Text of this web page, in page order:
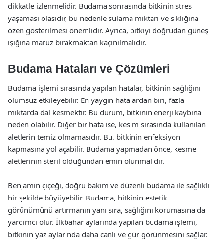
dikkatle izlenmelidir. Budama sonrasında bitkinin stres
yaşaması olasıdır, bu nedenle sulama miktarı ve sıklığına
özen gösterilmesi önemlidir. Ayrıca, bitkiyi doğrudan güneş
ışığına maruz bırakmaktan kaçınılmalıdır.
Budama Hataları ve Çözümleri
Budama işlemi sırasında yapılan hatalar, bitkinin sağlığını
olumsuz etkileyebilir. En yaygın hatalardan biri, fazla
miktarda dal kesmektir. Bu durum, bitkinin enerji kaybına
neden olabilir. Diğer bir hata ise, kesim sırasında kullanılan
aletlerin temiz olmamasıdır. Bu, bitkinin enfeksiyon
kapmasına yol açabilir. Budama yapmadan önce, kesme
aletlerinin steril olduğundan emin olunmalıdır.
Benjamin çiçeği, doğru bakım ve düzenli budama ile sağlıklı
bir şekilde büyüyebilir. Budama, bitkinin estetik
görünümünü artırmanın yanı sıra, sağlığını korumasına da
yardımcı olur. İlkbahar aylarında yapılan budama işlemi,
bitkinin yaz aylarında daha canlı ve gür görünmesini sağlar.